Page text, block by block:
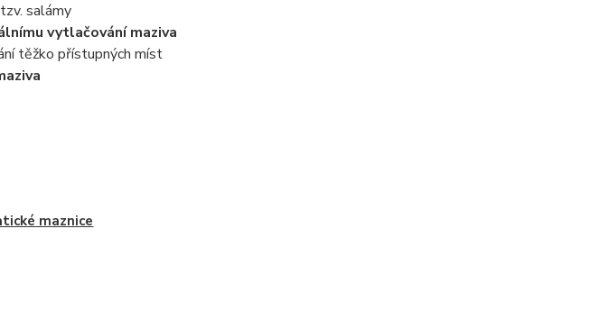
salámy
vytlačování maziva
těžko přístupných míst
maznice